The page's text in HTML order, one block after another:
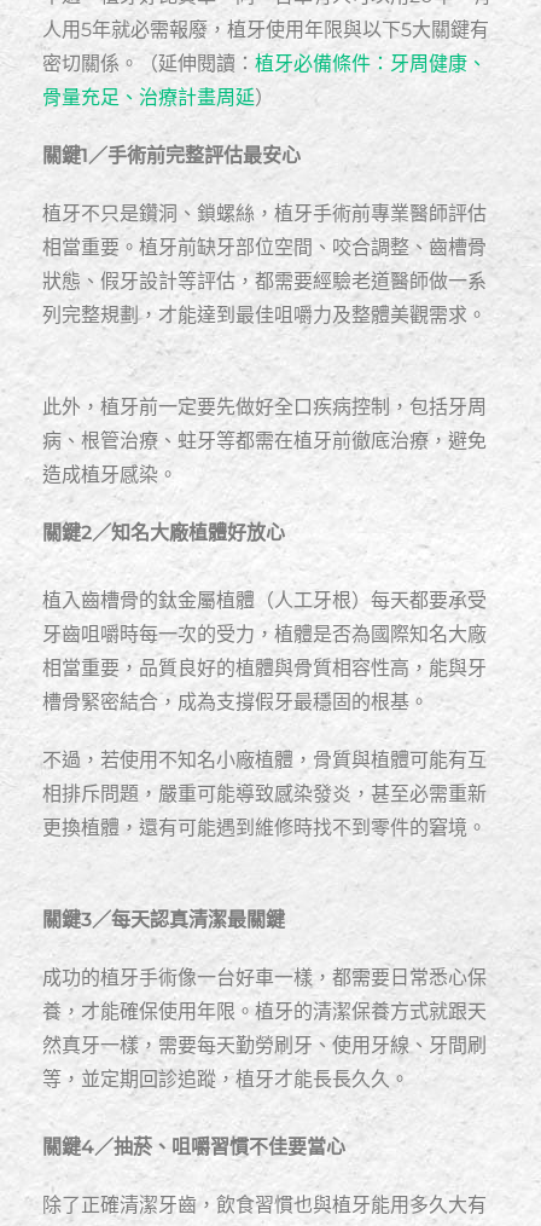
人用5年就必需報廢，植牙使用年限與以下5大關鍵有
密切關係。（延伸閱讀： 植牙必備條件：牙周健康、
骨量充足、治療計畫周延）
關鍵1／手術前完整評估最安心
植牙不只是鑽洞、鎖螺絲，植牙手術前專業醫師評估
相當重要。植牙前缺牙部位空間、咬合調整、齒槽骨
狀態、假牙設計等評估，都需要經驗老道醫師做一系
列完整規劃，才能達到最佳咀嚼力及整體美觀需求。
此外，植牙前一定要先做好全口疾病控制，包括牙周
病、根管治療、蛀牙等都需在植牙前徹底治療，避免
造成植牙感染。
關鍵2／知名大廠植體好放心
植入齒槽骨的鈦金屬植體（人工牙根）每天都要承受
牙齒咀嚼時每一次的受力，植體是否為國際知名大廠
相當重要，品質良好的植體與骨質相容性高，能與牙
槽骨緊密結合，成為支撐假牙最穩固的根基。
不過，若使用不知名小廠植體，骨質與植體可能有互
相排斥問題，嚴重可能導致感染發炎，甚至必需重新
更換植體，還有可能遇到維修時找不到零件的窘境。
關鍵3／每天認真清潔最關鍵
成功的植牙手術像一台好車一樣，都需要日常悉心保
養，才能確保使用年限。植牙的清潔保養方式就跟天
然真牙一樣，需要每天勤勞刷牙、使用牙線、牙間刷
等，並定期回診追蹤，植牙才能長長久久。
關鍵4／抽菸、咀嚼習慣不佳要當心
除了正確清潔牙齒，飲食習慣也與植牙能用多久大有